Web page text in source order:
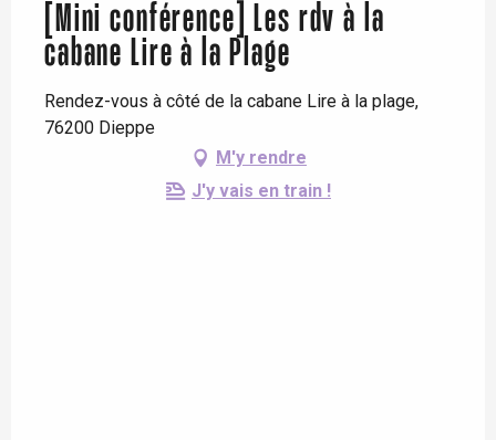
[Mini conférence] Les rdv à la
cabane Lire à la Plage
Rendez-vous à côté de la cabane Lire à la plage,
76200 Dieppe
M'y rendre
J'y vais en train !